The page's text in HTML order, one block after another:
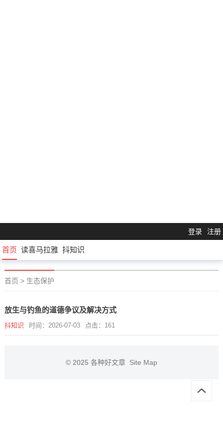
登录 注册
首页 读喜马拉雅 抖知识
首页 > 生态保护
放生与钓鱼的道德争议及解决方式
抖知识 时间：2026-07-03 点击：161
© 2025 各种好文章 Site Map